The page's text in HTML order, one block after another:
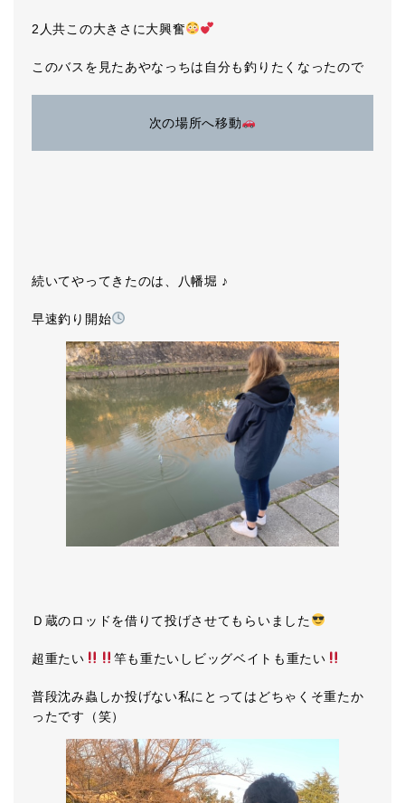
2人共この大きさに大興奮
このバスを見たあやなっちは自分も釣りたくなったので
次の場所へ移動
続いてやってきたのは、八幡堀 ♪
早速釣り開始
Ｄ蔵のロッドを借りて投げさせてもらいました
超重たい 竿も重たいしビッグベイトも重たい
普段沈み蟲しか投げない私にとってはどちゃくそ重たか
ったです（笑）